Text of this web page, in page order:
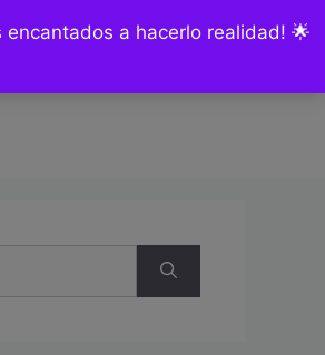
a hacerlo realidad! 🌟